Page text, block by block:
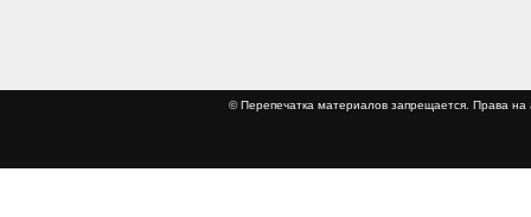
© Перепечатка материалов запрещается.